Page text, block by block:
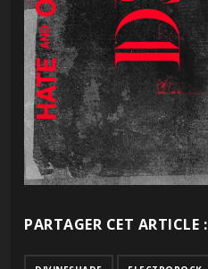
PARTAGER CET ARTICLE :